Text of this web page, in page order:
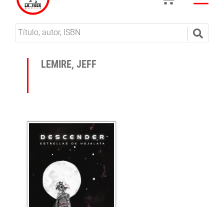
LEMIRE, JEFF